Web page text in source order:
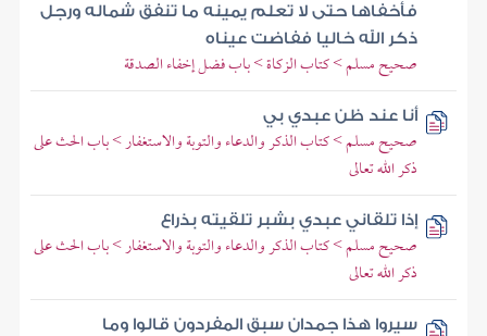
فأخفاها حتى لا تعلم يمينه ما تنفق شماله ورجل
ذكر الله خاليا ففاضت عيناه
صحيح مسلم > كتاب الزكاة > باب فضل إخفاء الصدقة
أنا عند ظن عبدي بي
صحيح مسلم > كتاب الذكر والدعاء والتوبة والاستغفار > باب الحث على
ذكر الله تعالى
إذا تلقاني عبدي بشبر تلقيته بذراع
صحيح مسلم > كتاب الذكر والدعاء والتوبة والاستغفار > باب الحث على
ذكر الله تعالى
سيروا هذا جمدان سبق المفردون قالوا وما